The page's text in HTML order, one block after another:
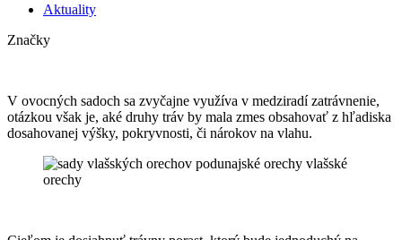
Aktuality
Značky
V ovocných sadoch sa zvyčajne využíva v medziradí zatrávnenie,
otázkou však je, aké druhy tráv by mala zmes obsahovať z hľadiska
dosahovanej výšky, pokryvnosti, či nárokov na vlahu.